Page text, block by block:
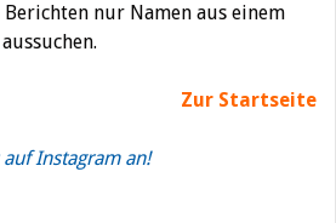
nur Namen aus einem
Zur Startseite
Instagram an!